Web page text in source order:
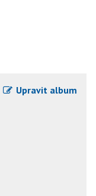
Upravit album